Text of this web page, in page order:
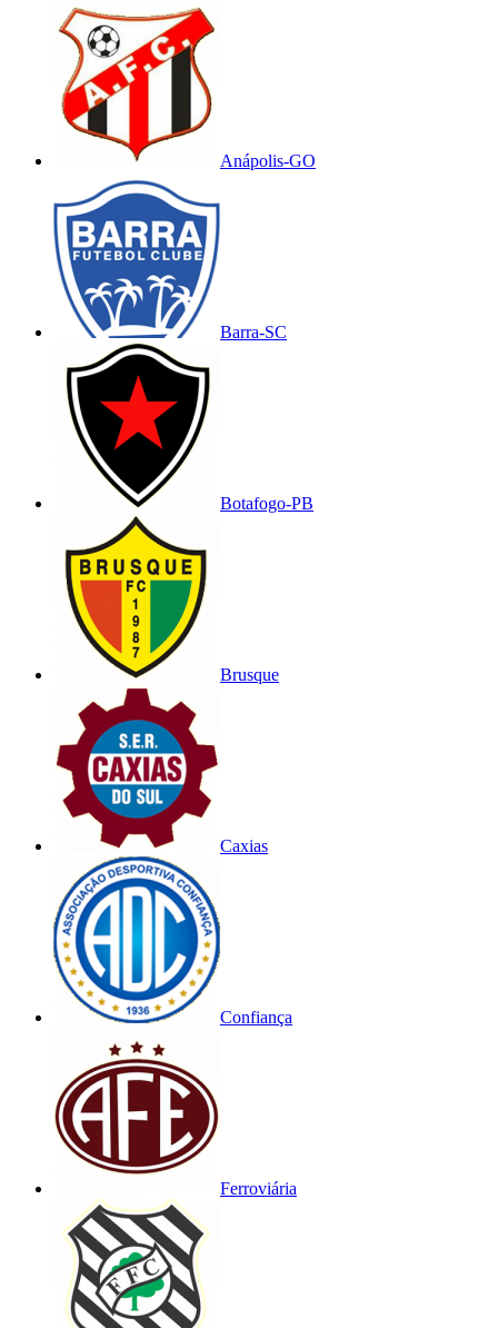
Anápolis-GO
Barra-SC
Botafogo-PB
Brusque
Caxias
Confiança
Ferroviária